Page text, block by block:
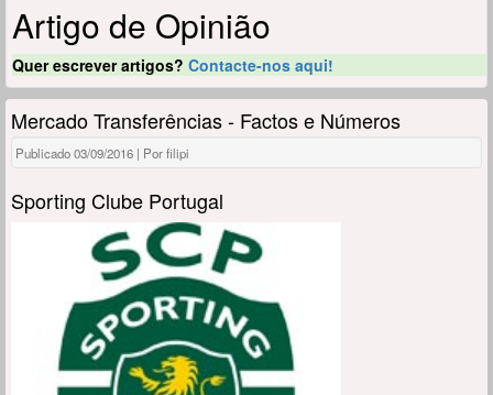
Artigo de Opinião
Quer escrever artigos? Contacte-nos aqui!
Mercado Transferências - Factos e Números
Publicado 03/09/2016 | Por filipi
Sporting Clube Portugal